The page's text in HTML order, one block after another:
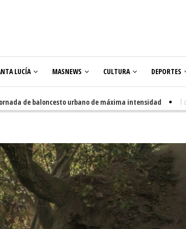
LUCÍA MASNEWS CULTURA DEPORTES
baloncesto urbano de máxima intensidad 1 days ago